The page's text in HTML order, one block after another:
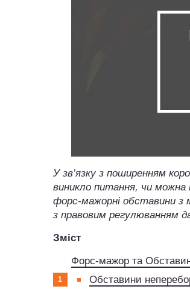
У зв’язку з поширенням
виникло питання, чи можна
форс-мажорні обставини з
з правовим регулюванням
Зміст
Форс-мажор та
Обставини